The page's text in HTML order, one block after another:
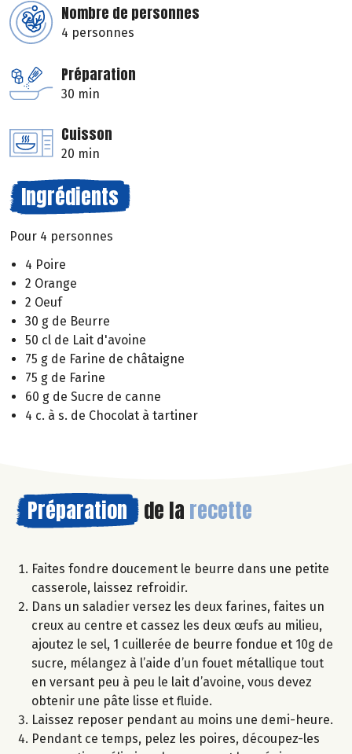
Nombre de personnes
4 personnes
Préparation
30 min
Cuisson
20 min
Ingrédients
Pour 4 personnes
4 Poire
2 Orange
2 Oeuf
30 g de Beurre
50 cl de Lait d'avoine
75 g de Farine de châtaigne
75 g de Farine
60 g de Sucre de canne
4 c. à s. de Chocolat à tartiner
Préparation de la recette
Faites fondre doucement le beurre dans une petite
casserole, laissez refroidir.
Dans un saladier versez les deux farines, faites un
creux au centre et cassez les deux œufs au milieu,
ajoutez le sel, 1 cuillerée de beurre fondue et 10g de
sucre, mélangez à l’aide d’un fouet métallique tout
en versant peu à peu le lait d’avoine, vous devez
obtenir une pâte lisse et fluide.
Laissez reposer pendant au moins une demi-heure.
Pendant ce temps, pelez les poires, découpez-les